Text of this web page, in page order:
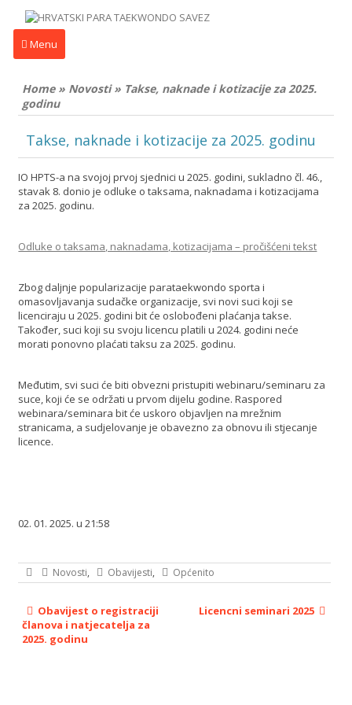
Menu
Home» Novosti» Takse, naknade i kotizacije za 2025.
godinu
Takse, naknade i kotizacije za 2025. godinu
IO HPTS-a na svojoj prvoj sjednici u 2025. godini, sukladno čl. 46.,
stavak 8. donio je odluke o taksama, naknadama i kotizacijama
za 2025. godinu.
Odluke o taksama, naknadama, kotizacijama – pročišćeni tekst
Zbog daljnje popularizacije parataekwondo sporta i
omasovljavanja sudačke organizacije, svi novi suci koji se
licenciraju u 2025. godini bit će oslobođeni plaćanja takse.
Također, suci koji su svoju licencu platili u 2024. godini neće
morati ponovno plaćati taksu za 2025. godinu.
Međutim, svi suci će biti obvezni pristupiti webinaru/seminaru za
suce, koji će se održati u prvom dijelu godine. Raspored
webinara/seminara bit će uskoro objavljen na mrežnim
stranicama, a sudjelovanje je obavezno za obnovu ili stjecanje
licence.
02. 01. 2025. u 21:58
Novosti, Obavijesti, Općenito
Obavijest o registraciji
članova i natjecatelja za
2025. godinu
Licencni seminari 2025